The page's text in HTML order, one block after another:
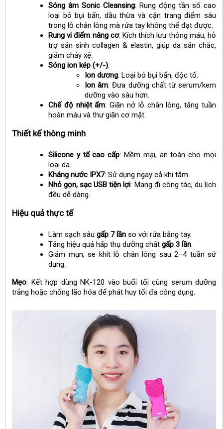
Sóng âm Sonic Cleansing: Rung động tần số cao
loại bỏ bụi bẩn, dầu thừa và cặn trang điểm sâu
trong lỗ chân lông mà rửa tay không thể đạt được.
Rung vi điểm nâng cơ: Kích thích lưu thông máu, hỗ
trợ sản sinh collagen & elastin, giúp da săn chắc,
giảm chảy xệ.
Sóng ion kép (+/-):
Ion dương: Loại bỏ bụi bẩn, độc tố.
Ion âm: Đưa dưỡng chất từ serum/kem
dưỡng vào sâu hơn.
Chế độ nhiệt ấm: Giãn nở lỗ chân lông, tăng tuần
hoàn máu và thư giãn cơ mặt.
Thiết kế thông minh
Silicone y tế cao cấp: Mềm mại, an toàn cho mọi
loại da.
Kháng nước IPX7: Sử dụng ngay cả khi tắm.
Nhỏ gọn, sạc USB tiện lợi: Mang đi công tác, du lịch
đều dễ dàng.
Hiệu quả thực tế
Làm sạch sâu gấp 7 lần so với rửa bằng tay.
Tăng hiệu quả hấp thụ dưỡng chất gấp 3 lần.
Giảm mụn, se khít lỗ chân lông sau 2–4 tuần sử
dụng.
Mẹo: Kết hợp dùng NK-120 vào buổi tối cùng serum dưỡng
trắng hoặc chống lão hóa để phát huy tối đa công dụng.